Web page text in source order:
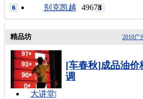
49678
别克凯越
2010广
精品坊
[车春秋]成品油价
调
大讲堂|